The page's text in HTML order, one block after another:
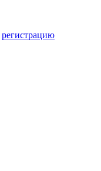
регистрацию